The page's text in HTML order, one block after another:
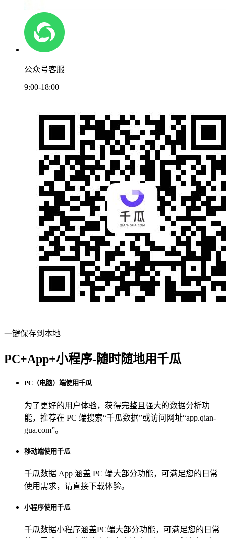
公众号客服
9:00-18:00
一键保存到本地
PC+App+小程序-随时随地用千瓜
PC（电脑）端使用千瓜
为了更好的用户体验，获得完整且强大的数据分析功
能，推荐在 PC 端搜索“千瓜数据”或访问网址“app.qian-
gua.com”。
移动端使用千瓜
千瓜数据 App 涵盖 PC 端大部分功能，可满足您的日常
使用需求，请直接下载体验。
小程序使用千瓜
千瓜数据小程序涵盖PC端大部分功能，可满足您的日常